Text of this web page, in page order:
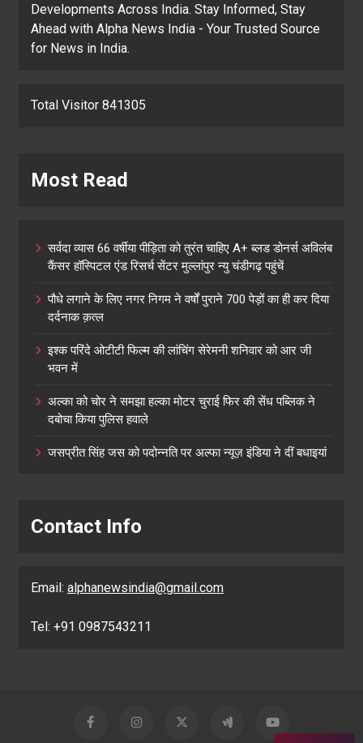
Developments Across India. Stay Informed, Stay
Ahead with Alpha News India - Your Trusted Source
for News in India.
Total Visitor 841305
Most Read
सर्वदा व्यास 66 वर्षीया पीड़िता को तुरंत चाहिए A+ ब्लड डोनर्स अविलंब
कैंसर हॉस्पिटल एंड रिसर्च सेंटर मुल्लांपुर न्यु चंडीगढ़ पहुंचें
पौधे लगाने के लिए नगर निगम ने वर्षों पुराने 700 पेड़ों का ही कर दिया
दर्दनाक क़त्ल
इश्क परिंदे ओटीटी फिल्म की लांचिंग सेरेमनी शनिवार को आर जी
भवन में
अल्का को चोर ने समझा हल्का मोटर चुराई फिर की सेंध पब्लिक ने
दबोचा किया पुलिस हवाले
जसप्रीत सिंह जस को पदोन्नति पर अल्फा न्यूज़ इंडिया ने दीं बधाइयां
Contact Info
Email: alphanewsindia@gmail.com
Tel: +91 0987543211